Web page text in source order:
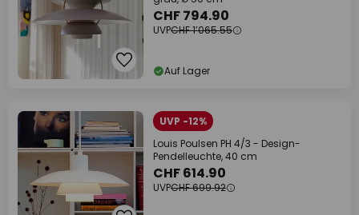
CHF 794.90
UVPCHF 1’065.55
Auf Lager
UVP -12%
Louis Poulsen PH 4/3 - Design-
Pendelleuchte, 40 cm
CHF 614.90
UVPCHF 699.92